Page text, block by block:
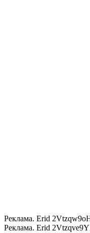
Реклама. Erid
Реклама. Erid